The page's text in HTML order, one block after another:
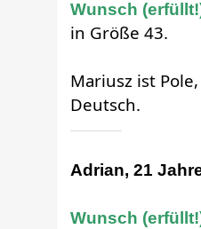
Wunsch
in Größe 43.
Mariusz ist
Deutsch.
Adrian, 21
Wunsch